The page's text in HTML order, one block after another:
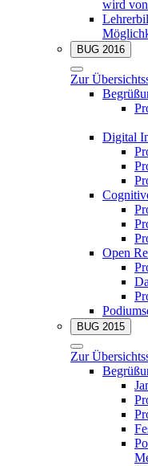
wird
BUG 2016
Zur
Digital
Open
BUG 2015
Zur